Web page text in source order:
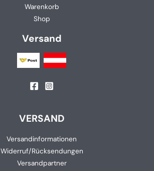
Warenkorb
Shop
Versand
VERSAND
Versandinformationen
Widerruf/Rücksendungen
Versandpartner